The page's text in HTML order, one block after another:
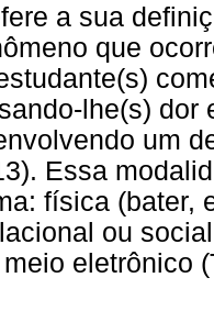
a sua
que
lhe(s) dor
um
Essa
física (bater,
ou
eletrônico